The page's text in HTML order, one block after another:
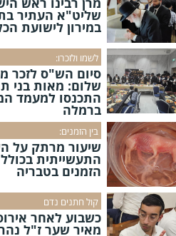
שליט"א העתיר
במירון לישועת
לשמו ולזכרו:
סיום הש"ס לזכר
שלום: מאות בני
התכנסו למעמד
ברמלה
בין הזמנים:
שיעור מרתק על
התעשייתית בכולל
הזמנים בטבריה
קול חתנים נדם
כשבוע לאחר
מאיר שער ז"ל